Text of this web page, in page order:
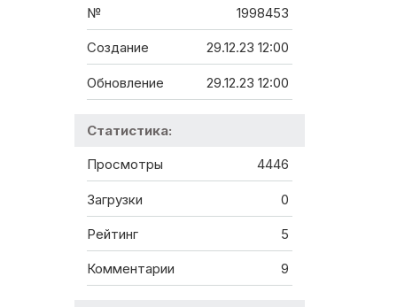
№ 1998453
Создание 29.12.23 12:00
Обновление 29.12.23 12:00
Статистика:
Просмотры 4446
Загрузки 0
Рейтинг 5
Комментарии 9